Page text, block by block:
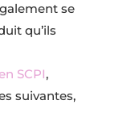
se
qu’ils
SCPI,
suivantes,